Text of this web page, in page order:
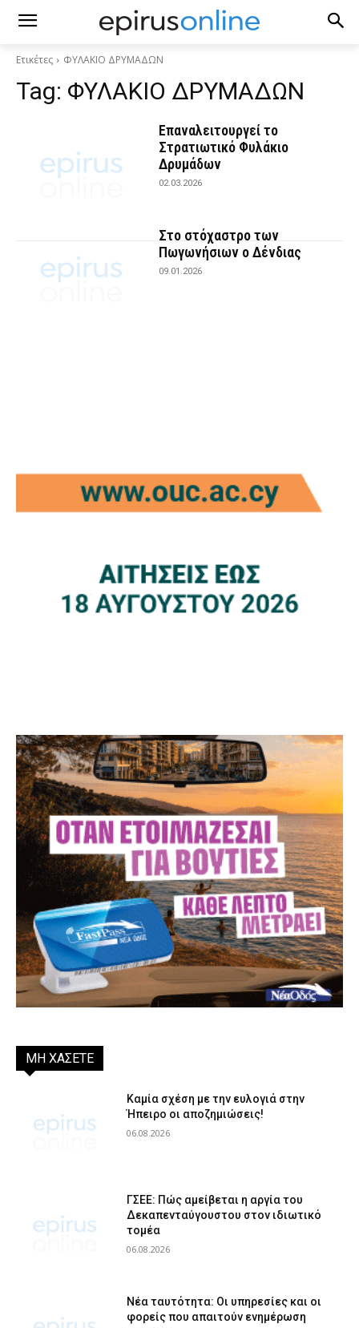
Ετικέτες ΦΥΛΑΚΙΟ ΔΡΥΜΑΔΩΝ
Tag: ΦΥΛΑΚΙΟ ΔΡΥΜΑΔΩΝ
Επαναλειτουργεί το
Στρατιωτικό Φυλάκιο
Δρυμάδων
02.03.2026
Στο στόχαστρο των
Πωγωνήσιων ο Δένδιας
09.01.2026
ΜΗ ΧΑΣΕΤΕ
Καμία σχέση με την ευλογιά στην
Ήπειρο οι αποζημιώσεις!
06.08.2026
ΓΣΕΕ: Πώς αμείβεται η αργία του
Δεκαπενταύγουστου στον ιδιωτικό
τομέα
06.08.2026
Νέα ταυτότητα: Οι υπηρεσίες και οι
φορείς που απαιτούν ενημέρωση